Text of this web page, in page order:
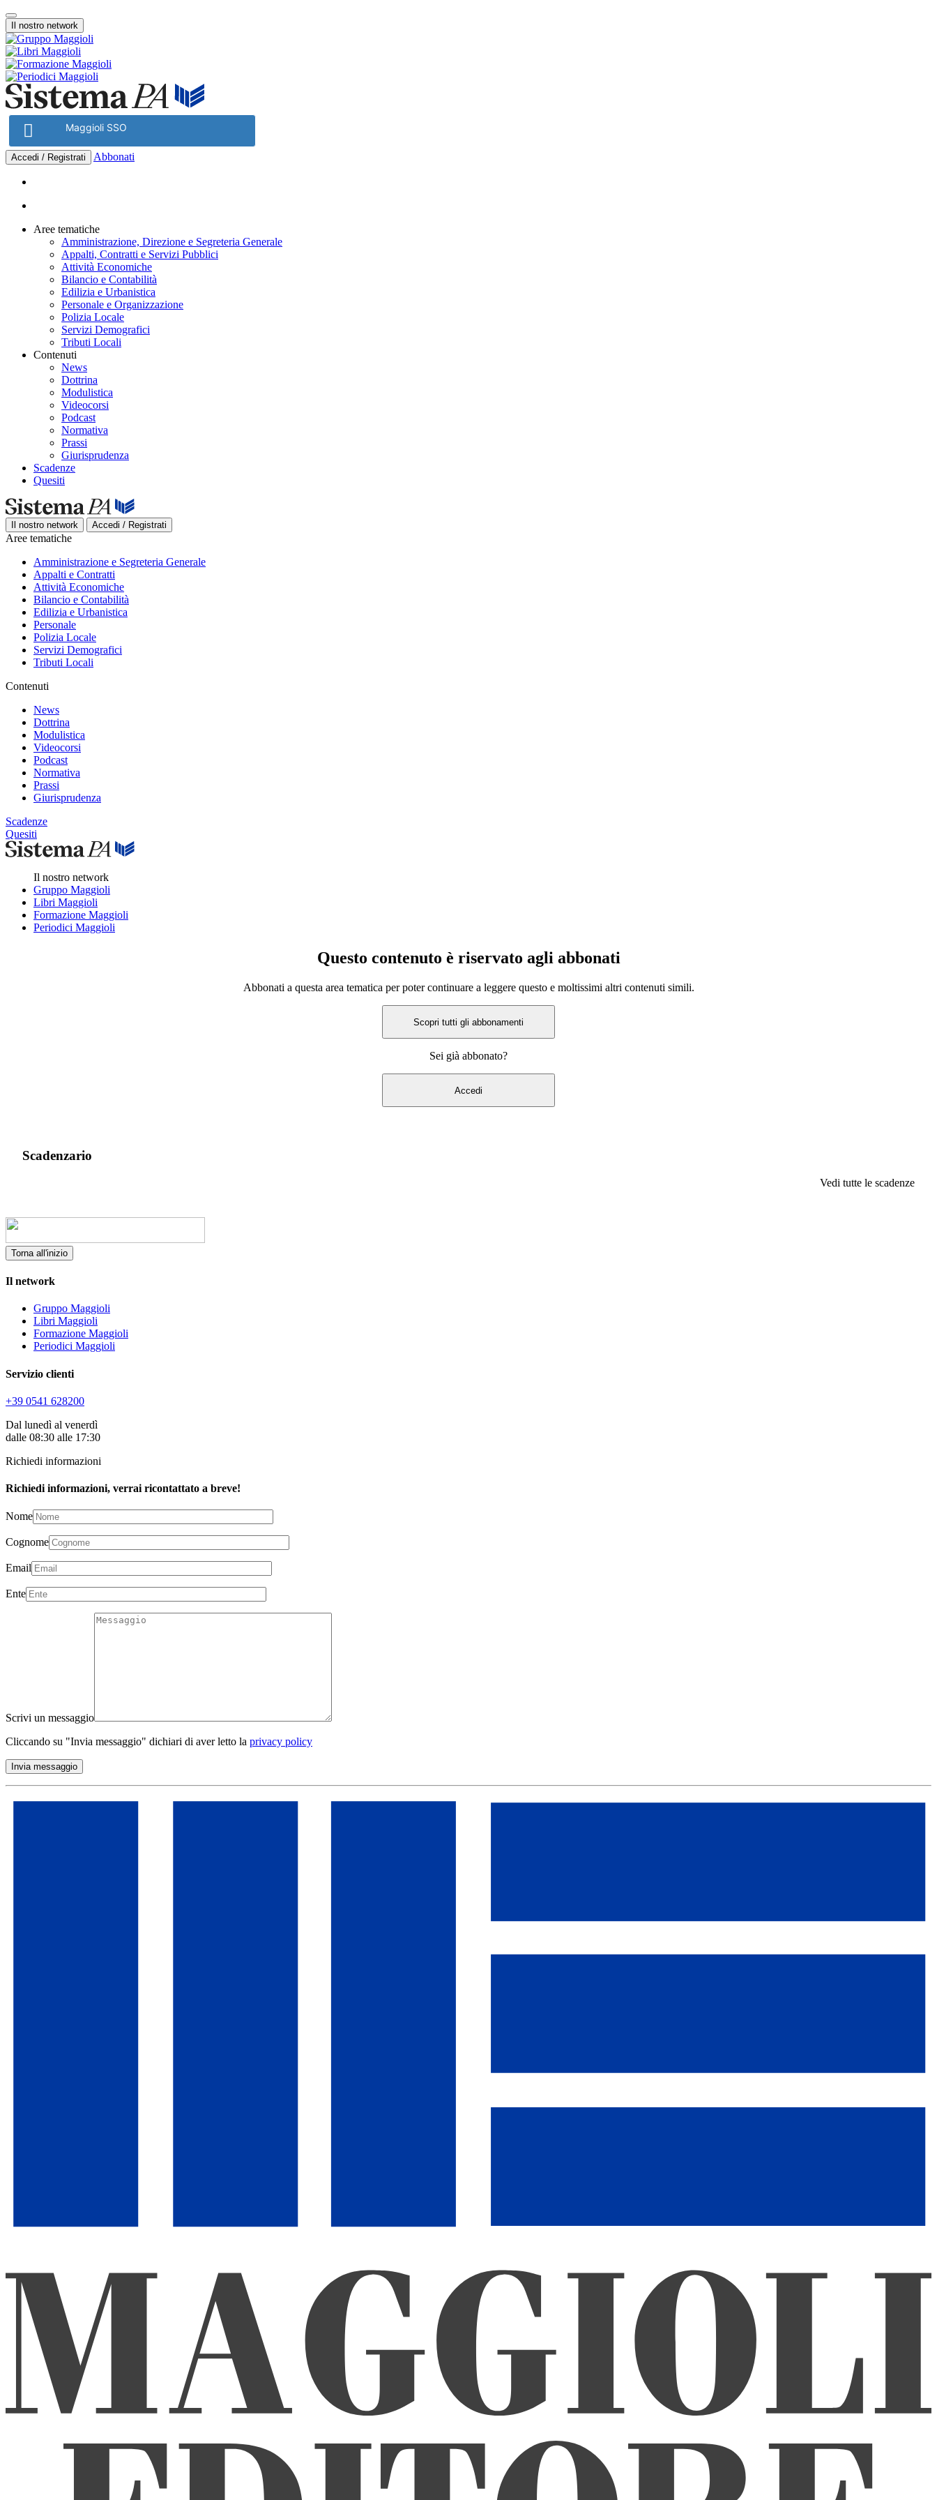
Vai
al
contenuto
Menu
Il nostro network
Maggioli SSO
Accedi / Registrati Abbonati
Aree tematiche
Amministrazione, Direzione e Segreteria Generale
Appalti, Contratti e Servizi Pubblici
Attività Economiche
Bilancio e Contabilità
Edilizia e Urbanistica
Personale e Organizzazione
Polizia Locale
Servizi Demografici
Tributi Locali
Contenuti
News
Dottrina
Modulistica
Videocorsi
Podcast
Normativa
Prassi
Giurisprudenza
Scadenze
Quesiti
Il nostro network Accedi / Registrati
Aree tematiche
Amministrazione e Segreteria Generale
Appalti e Contratti
Attività Economiche
Bilancio e Contabilità
Edilizia e Urbanistica
Personale
Polizia Locale
Servizi Demografici
Tributi Locali
Contenuti
News
Dottrina
Modulistica
Videocorsi
Podcast
Normativa
Prassi
Giurisprudenza
Scadenze
Quesiti
Il nostro network
Gruppo Maggioli
Libri Maggioli
Formazione Maggioli
Periodici Maggioli
Questo contenuto è riservato agli abbonati
Abbonati a questa area tematica per poter continuare a leggere questo e moltissimi altri contenuti simili.
Scopri tutti gli abbonamenti
Sei già abbonato?
Accedi
Scadenzario
Vedi tutte le scadenze
Torna all'inizio
Il network
Gruppo Maggioli
Libri Maggioli
Formazione Maggioli
Periodici Maggioli
Servizio clienti
+39 0541 628200
Dal lunedì al venerdì
dalle 08:30 alle 17:30
Richiedi informazioni
Richiedi informazioni, verrai ricontattato a breve!
Nome
Cognome
Email
Ente
Scrivi un messaggio
Cliccando su "Invia messaggio" dichiari di aver letto la privacy policy